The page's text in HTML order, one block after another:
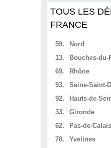
TOUS LES
FRANCE
59.
Nord
13.
Bouches-du-
69.
Rhône
93.
Seine-Saint-
92.
Hauts-de-
33.
Gironde
62.
Pas-de-Calais
78.
Yvelines